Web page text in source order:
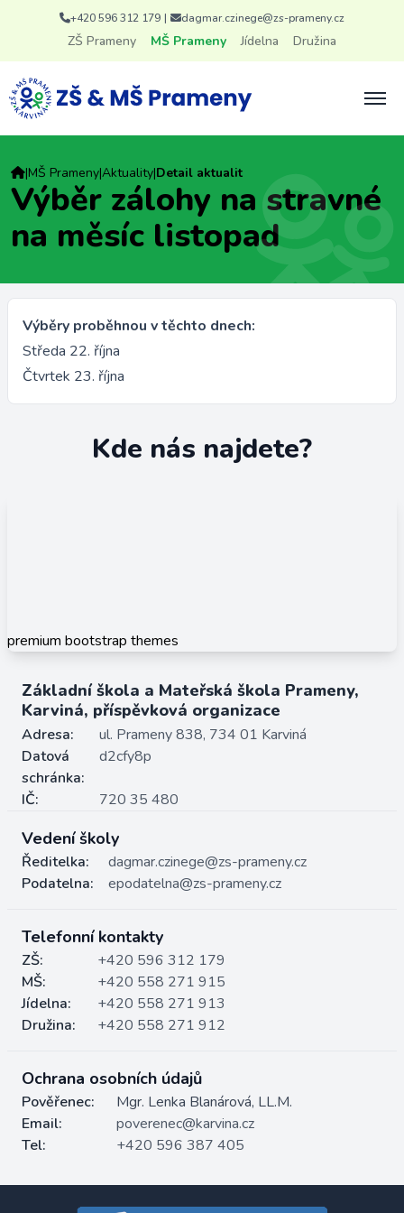
+420 596 312 179 | dagmar.czinege@zs-prameny.cz
ZŠ Prameny MŠ Prameny Jídelna Družina
|MŠ Prameny|Aktuality|Detail aktualit
Výběr zálohy na stravné
na měsíc listopad
Výběry proběhnou v těchto dnech:
Středa 22. října
Čtvrtek 23. října
Kde nás najdete?
premium bootstrap themes
Základní škola a Mateřská škola Prameny,
Karviná, příspěvková organizace
Adresa:
ul. Prameny 838, 734 01 Karviná
Datová
schránka:
d2cfy8p
IČ: 720 35 480
Vedení školy
Ředitelka:
dagmar.czinege@zs-prameny.cz
Podatelna:
epodatelna@zs-prameny.cz
Telefonní kontakty
ZŠ:
+420 596 312 179
MŠ:
+420 558 271 915
Jídelna:
+420 558 271 913
Družina:
+420 558 271 912
Ochrana osobních údajů
Pověřenec:
Mgr. Lenka Blanárová, LL.M.
Email:
poverenec@karvina.cz
Tel:
+420 596 387 405